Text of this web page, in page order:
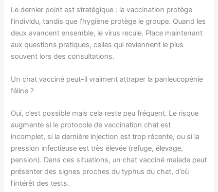
Le dernier point est stratégique : la vaccination protège
l’individu, tandis que l’hygiène protège le groupe. Quand les
deux avancent ensemble, le virus recule. Place maintenant
aux questions pratiques, celles qui reviennent le plus
souvent lors des consultations.
Un chat vacciné peut-il vraiment attraper la panleucopénie
féline ?
Oui, c’est possible mais cela reste peu fréquent. Le risque
augmente si le protocole de vaccination chat est
incomplet, si la dernière injection est trop récente, ou si la
pression infectieuse est très élevée (refuge, élevage,
pension). Dans ces situations, un chat vacciné malade peut
présenter des signes proches du typhus du chat, d’où
l’intérêt des tests.